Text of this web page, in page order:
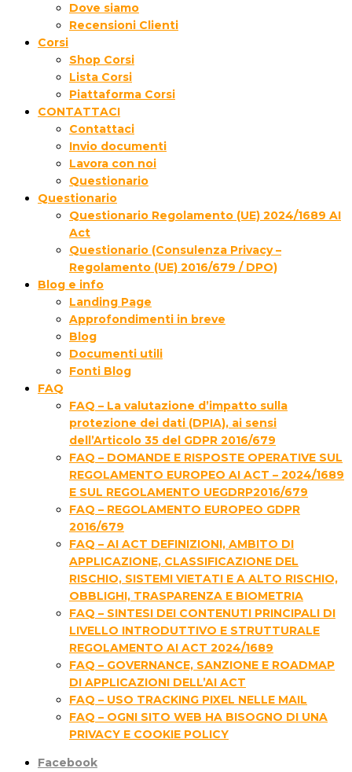
Dove siamo
Recensioni Clienti
Corsi
Shop Corsi
Lista Corsi
Piattaforma Corsi
CONTATTACI
Contattaci
Invio documenti
Lavora con noi
Questionario
Questionario
Questionario Regolamento (UE) 2024/1689 AI
Act
Questionario (Consulenza Privacy –
Regolamento (UE) 2016/679 / DPO)
Blog e info
Landing Page
Approfondimenti in breve
Blog
Documenti utili
Fonti Blog
FAQ
FAQ – La valutazione d’impatto sulla
protezione dei dati (DPIA), ai sensi
dell’Articolo 35 del GDPR 2016/679
FAQ – DOMANDE E RISPOSTE OPERATIVE SUL
REGOLAMENTO EUROPEO AI ACT – 2024/1689
E SUL REGOLAMENTO UEGDRP2016/679
FAQ – REGOLAMENTO EUROPEO GDPR
2016/679
FAQ – AI ACT DEFINIZIONI, AMBITO DI
APPLICAZIONE, CLASSIFICAZIONE DEL
RISCHIO, SISTEMI VIETATI E A ALTO RISCHIO,
OBBLIGHI, TRASPARENZA E BIOMETRIA
FAQ – SINTESI DEI CONTENUTI PRINCIPALI DI
LIVELLO INTRODUTTIVO E STRUTTURALE
REGOLAMENTO AI ACT 2024/1689
FAQ – GOVERNANCE, SANZIONE E ROADMAP
DI APPLICAZIONI DELL’AI ACT
FAQ – USO TRACKING PIXEL NELLE MAIL
FAQ – OGNI SITO WEB HA BISOGNO DI UNA
PRIVACY E COOKIE POLICY
Facebook